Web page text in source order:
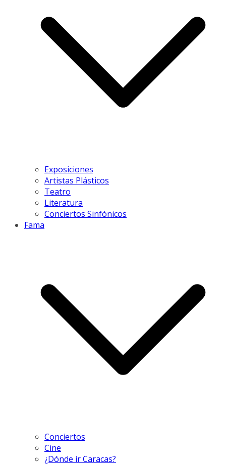
Exposiciones
Artistas Plásticos
Teatro
Literatura
Conciertos Sinfónicos
Fama
Conciertos
Cine
¿Dónde ir Caracas?